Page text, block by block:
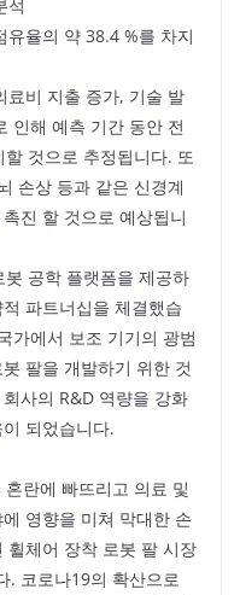
석
율의 약 38.4 %를 차지
료비 지출 증가, 기술 발
인해 예측 기간 동안 전
것으로 추정됩니다. 또
손상 등과 같은 신경계
진 할 것으로 예상됩니
공학 플랫폼을 제공하
파트너십을 체결했습
가에서 보조 기기의 광범
팔을 개발하기 위한 것
사의 R&D 역량을 강화
되었습니다.
란에 빠뜨리고 의료 및
영향을 미쳐 막대한 손
휠체어 장착 로봇 팔 시장
. 코로나19의 확산으로